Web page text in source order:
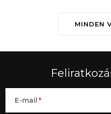
MINDEN
E-mail